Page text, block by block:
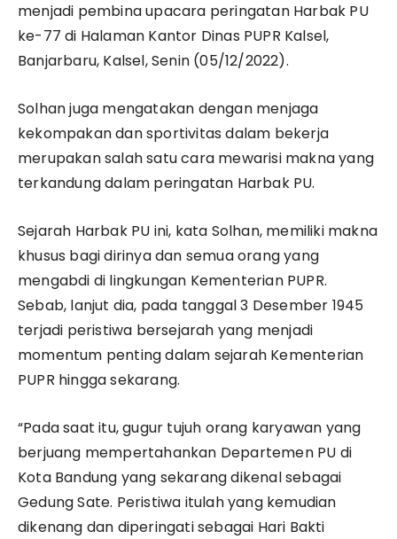
menjadi pembina upacara peringatan Harbak PU
ke-77 di Halaman Kantor Dinas PUPR Kalsel,
Banjarbaru, Kalsel, Senin (05/12/2022).
Solhan juga mengatakan dengan menjaga
kekompakan dan sportivitas dalam bekerja
merupakan salah satu cara mewarisi makna yang
terkandung dalam peringatan Harbak PU.
Sejarah Harbak PU ini, kata Solhan, memiliki makna
khusus bagi dirinya dan semua orang yang
mengabdi di lingkungan Kementerian PUPR.
Sebab, lanjut dia, pada tanggal 3 Desember 1945
terjadi peristiwa bersejarah yang menjadi
momentum penting dalam sejarah Kementerian
PUPR hingga sekarang.
“Pada saat itu, gugur tujuh orang karyawan yang
berjuang mempertahankan Departemen PU di
Kota Bandung yang sekarang dikenal sebagai
Gedung Sate. Peristiwa itulah yang kemudian
dikenang dan diperingati sebagai Hari Bakti